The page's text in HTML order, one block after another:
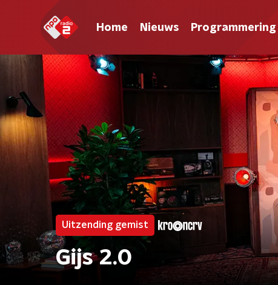
Home Nieuws Programmering
Uitzending gemist
Gijs 2.0